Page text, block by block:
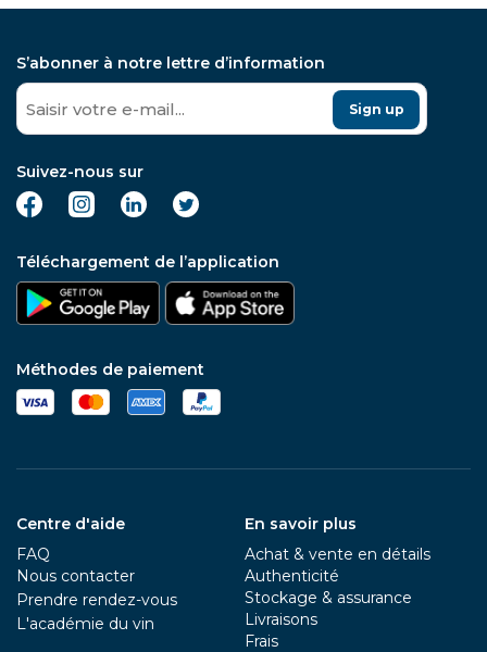
S’abonner à notre lettre d’information
Sign up
Suivez-nous sur
Téléchargement de l’application
Méthodes de paiement
Centre d'aide
FAQ
Nous contacter
Prendre rendez-vous
L'académie du vin
En savoir plus
Achat & vente en détails
Authenticité
Stockage & assurance
Livraisons
Frais